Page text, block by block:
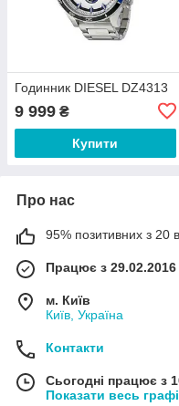
Годинник DIESEL DZ4313
9 999 ₴
Купити
Про нас
95% позитивних з 20
Працює з 29.02.2016
м. Київ
Київ, Україна
Контакти
Сьогодні працює з
Показати весь